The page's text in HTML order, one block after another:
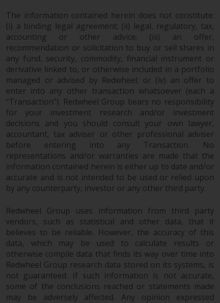
Geltendes Recht
Der Inhalt dieser Website sollte
gemäß den Gesetzen von England
und Wales ausgelegt und geregelt
werden, und die Gerichte dieser
Gerichtsbarkeit haben die
ausschließliche Zuständigkeit für
alle auftretenden Streitigkeiten,
es sei denn, diese Inhalte
unterliegen ausdrücklich den
Gesetzen von eine andere
Gerichtsbarkeit. Wenn ein
zuständiges Gericht aus
irgendeinem Grund eine
Bestimmung dieses Abschnitts
„Wichtige Informationen“ für
nicht durchsetzbar befunden hat,
wird diese Bestimmung im
maximal zulässigen Umfang
durchgesetzt, und der Rest dieser
‚Wichtigen Informationen“ bleibt
in vollem Umfang in Kraft und
The information contained herein does not constitute:
(i) a binding legal agreement; (ii) legal, regulatory, tax,
accounting or other advice; (iii) an offer,
recommendation or solicitation to buy or sell shares in
any fund, security, commodity, financial instrument or
derivative linked to, or otherwise included in a portfolio
managed or advised by Redwheel; or (iv) an offer to
enter into any other transaction whatsoever (each a
“Transaction”). Redwheel Group bears no responsibility
for your investment research and/or investment
decisions and you should consult your own lawyer,
accountant, tax adviser or other professional adviser
before entering into any Transaction. No
representations and/or warranties are made that the
information contained herein is either up to date and/or
accurate and is not intended to be used or relied upon
by any counterparty, investor or any other third party.
Redwheel Group uses information from third party
vendors, such as statistical and other data, that it
believes to be reliable. However, the accuracy of this
data, which may be used to calculate results or
otherwise compile data that finds its way over time into
Redwheel Group research data stored on its systems, is
not guaranteed. If such information is not accurate,
some of the conclusions reached or statements made
may be adversely affected. Any opinion expressed